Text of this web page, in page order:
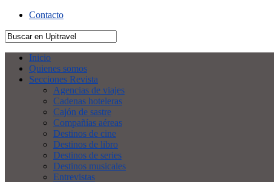
Contacto
Inicio
Quienes somos
Secciones Revista
Agencias de viajes
Cadenas hoteleras
Cajón de sastre
Compañías aéreas
Destinos de cine
Destinos de libro
Destinos de series
Destinos musicales
Entrevistas